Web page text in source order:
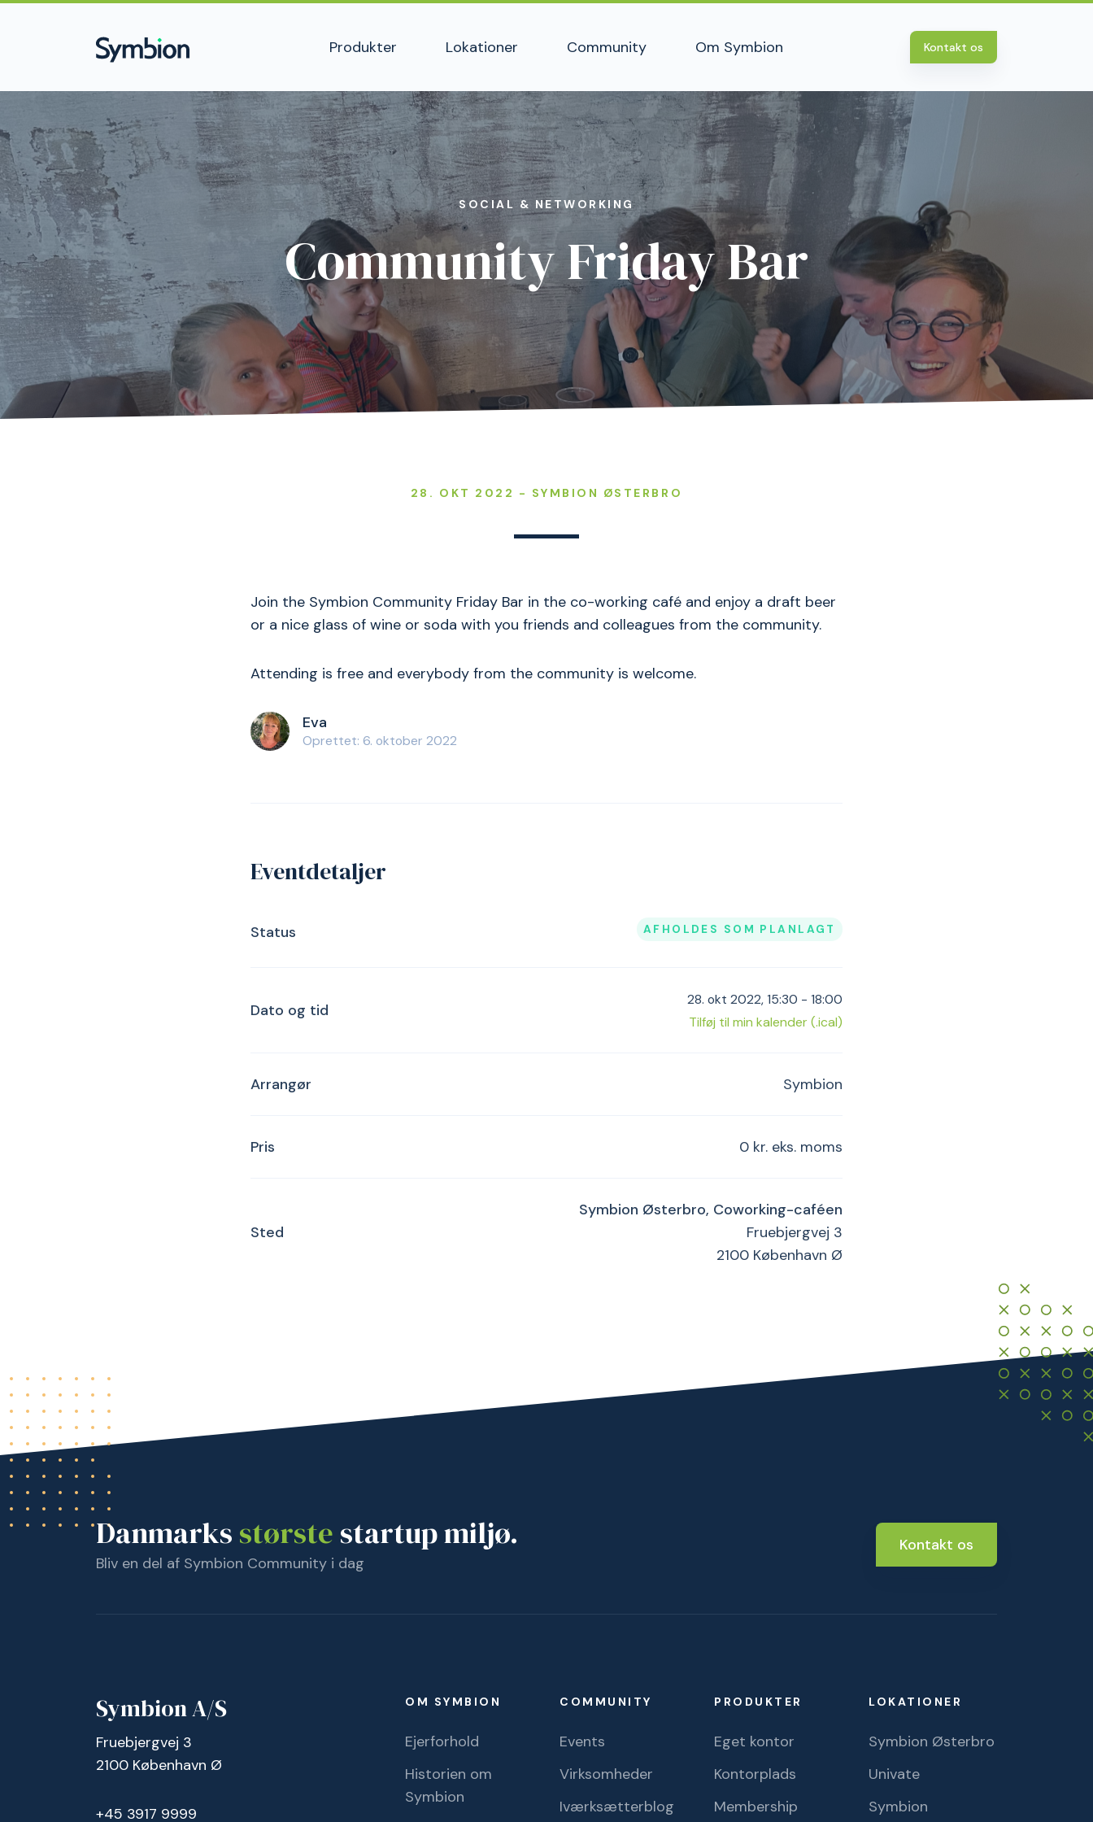
Produkter Lokationer Community Om Symbion Kontakt os
SOCIAL & NETWORKING
Community Friday Bar
28. OKT 2022 - SYMBION ØSTERBRO
Join the Symbion Community Friday Bar in the co-working café and enjoy a draft beer
or a nice glass of wine or soda with you friends and colleagues from the community.
Attending is free and everybody from the community is welcome.
Eva
Oprettet: 6. oktober 2022
Eventdetaljer
Status AFHOLDES SOM PLANLAGT
Dato og tid
28. okt 2022, 15:30 - 18:00
Tilføj til min kalender (.ical)
Arrangør Symbion
Pris 0 kr. eks. moms
Sted
Symbion Østerbro, Coworking-caféen
Fruebjergvej 3
2100 København Ø
Danmarks største startup miljø.
Bliv en del af Symbion Community i dag
Kontakt os
Symbion A/S
Fruebjergvej 3
2100 København Ø
+45 3917 9999
OM SYMBION
Ejerforhold
Historien om
Symbion
COMMUNITY
Events
Virksomheder
Iværksætterblog
PRODUKTER
Eget kontor
Kontorplads
Membership
LOKATIONER
Symbion Østerbro
Univate
Symbion